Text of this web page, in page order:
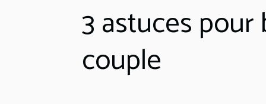
3 astuces
couple